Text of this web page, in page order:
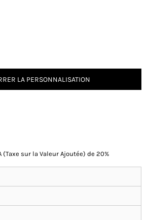
LA PERSONNALISATION
sur la Valeur Ajoutée) de 20%